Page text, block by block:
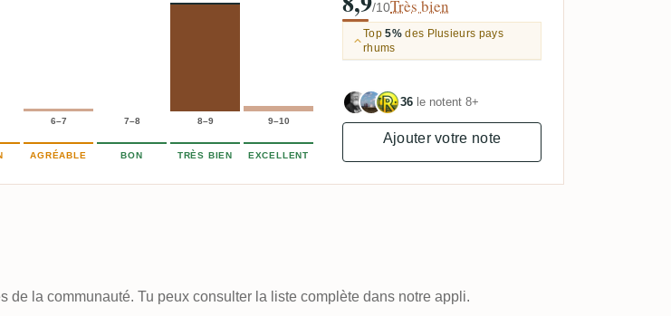
6–7 7–8 8–9 9–10
AGRÉABLE BON TRÈS BIEN EXCELLENT
/10Très bien
Top5%des Plusieurs pays
rhums
36 le notent 8+
Ajouter votre note
de la communauté. Tu peux consulter la liste complète dans notre appli.